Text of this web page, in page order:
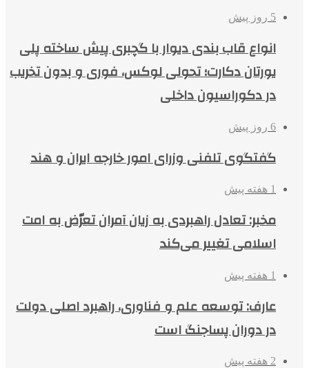
5 روز پیش
انواع قاب بندی دیوار با گچبری پیش ساخته پلی
یورتان دکارت؛ تحولی لوکس، فوری و بدون تخریب
در دکوراسیون داخلی
6 روز پیش
گفتگوی تلفنی وزرای امور خارجه ایران و هند
1 هفته پیش
مخبر: تعادل راهبردی به زیان آمران تعرّض به امت
اسلامی تغییر می‌کند
1 هفته پیش
عارف: توسعه علم و فناوری، راهبرد اصلی دولت
در دوران پساجنگ است
2 هفته پیش